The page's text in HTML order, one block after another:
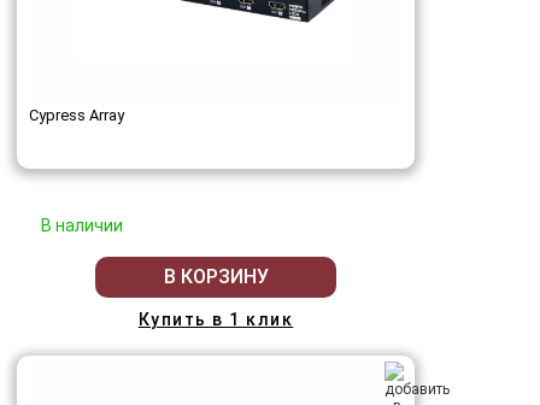
Cypress Array
В наличии
В КОРЗИНУ
Купить в 1 клик